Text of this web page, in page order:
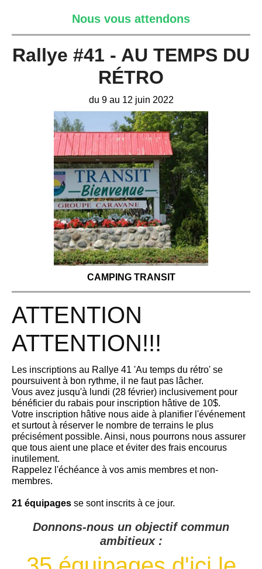
Nous vous attendons
Rallye #41 - AU TEMPS DU
RÉTRO
du 9 au 12 juin 2022
CAMPING TRANSIT
ATTENTION
ATTENTION!!!
Les inscriptions au Rallye 41 'Au temps du rétro' se
poursuivent à bon rythme, il ne faut pas lâcher.
Vous avez jusqu'à lundi (28 février) inclusivement pour
bénéficier du rabais pour inscription hâtive de 10$.
Votre inscription hâtive nous aide à planifier l'événement
et surtout à réserver le nombre de terrains le plus
précisément possible. Ainsi, nous pourrons nous assurer
que tous aient une place et éviter des frais encourus
inutilement.
Rappelez l'échéance à vos amis membres et non-
membres.
21 équipages se sont inscrits à ce jour.
Donnons-nous un objectif commun
ambitieux :